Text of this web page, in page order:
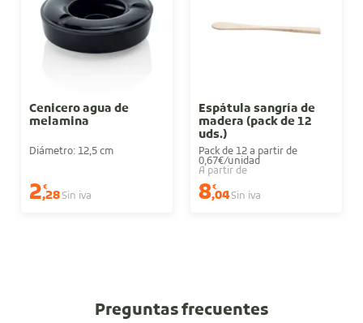
Cenicero agua de
melamina
Diámetro: 12,5 cm
2€
,28Sin iva
Espátula sangría de
madera (pack de 12
uds.)
Pack de 12 a partir de
0,67€/unidad
A partir de
8€
,04Sin iva
Preguntas frecuentes